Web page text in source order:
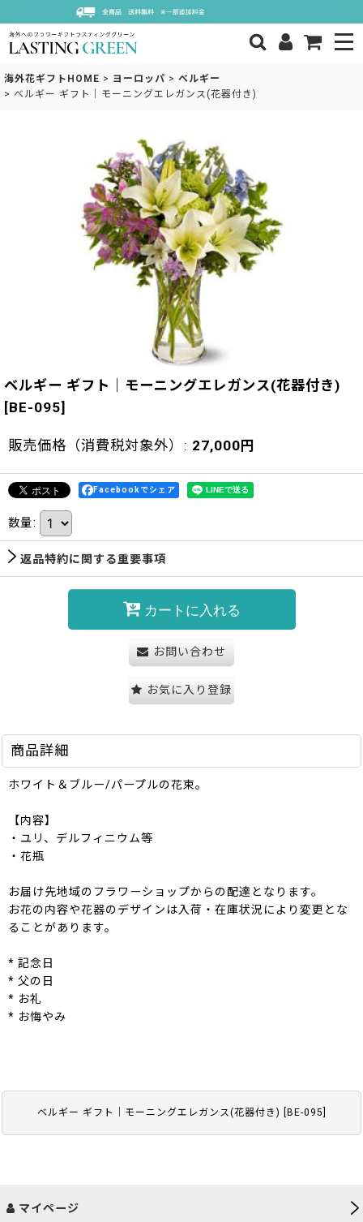
海外花ギフトHOME > ヨーロッパ > ベルギー
> ベルギー ギフト｜モーニングエレガンス(花器付き)
ベルギー ギフト｜モーニングエレガンス(花器付き) BE-095
ベルギー ギフト｜モーニングエレガンス(花器付き)
[BE-095]
販売価格（消費税対象外） : 27,000 円
Facebookでシェア
数量:
返品特約に関する重要事項
カートに入れる
お問い合わせ
お気に入り登録
商品詳細
ホワイト＆ブルー/パープルの花束。
【内容】
・ユリ、デルフィニウム等
・花瓶
お届け先地域のフラワーショップからの配達となります。
お花の内容や花器のデザインは入荷・在庫状況により変更とな
ることがあります。
* 記念日
* 父の日
* お礼
* お悔やみ
マイページ